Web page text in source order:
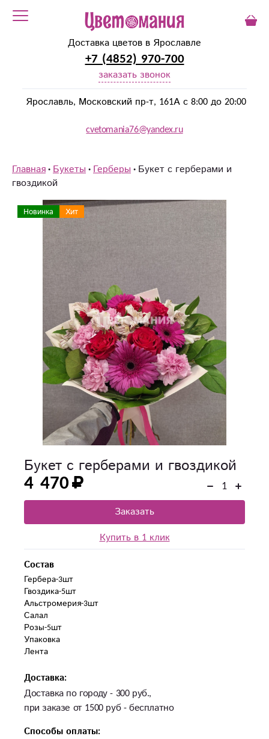
Доставка цветов в Ярославле
+7 (4852) 970-700
заказать звонок
Ярославль, Московский пр-т, 161А с 8:00 до 20:00
cvetomania76@yandex.ru
Главная Букеты Герберы Букет с герберами и
гвоздикой
Новинка Хит
Букет с герберами и гвоздикой
4 470
Заказать
Купить в 1 клик
Состав
Гербера-3шт
Гвоздика-5шт
Альстромерия-3шт
Салал
Розы-5шт
Упаковка
Лента
Доставка:
Доставка по городу - 300 руб.,
при заказе от 1500 руб - бесплатно
Способы оплаты: